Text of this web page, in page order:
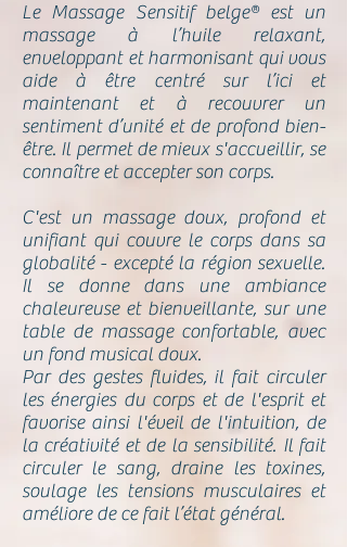
Le Massage Sensitif belge® est un
massage à l’huile relaxant,
enveloppant et harmonisant qui vous
aide à être centré sur l’ici et
maintenant et à recouvrer un
sentiment d’unité et de profond bien-
être. Il permet de mieux s'accueillir, se
connaître et accepter son corps.
C'est un massage doux, profond et
unifiant qui couvre le corps dans sa
globalité - excepté la région sexuelle.
Il se donne dans une ambiance
chaleureuse et bienveillante, sur une
table de massage confortable, avec
un fond musical doux.
​Par des gestes fluides, il fait circuler
les énergies du corps et de l'esprit et
favorise ainsi l'éveil de l'intuition, de
la créativité et de la sensibilité. Il fait
circuler le sang, draine les toxines,
soulage les tensions musculaires et
améliore de ce fait l’état général.